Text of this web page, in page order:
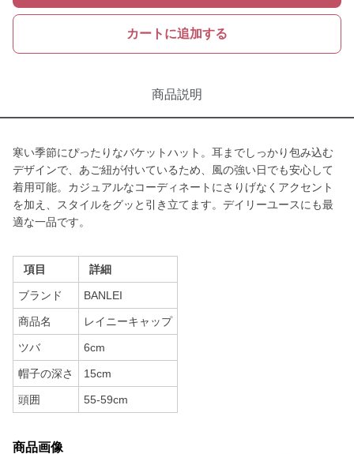
カートに追加する
商品説明
寒い季節にぴったりなバケットハット。耳までしっかり包み込む
デザインで、あご紐が付いているため、風の強い日でも安心して
着用可能。カジュアルなコーディネートにさりげなくアクセント
を加え、スタイルをグッと引き立てます。デイリーユースにも最
適な一品です。
項目 詳細
ブランド BANLEI
商品名 レイニーキャップ
ツバ 6cm
帽子の深さ 15cm
頭囲 55-59cm
商品画像